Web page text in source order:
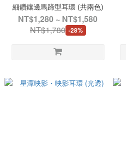
細鑽鑲邊馬蹄型耳環 (共兩色)
NT$1,280 ~ NT$1,580
NT$1,780 -28%